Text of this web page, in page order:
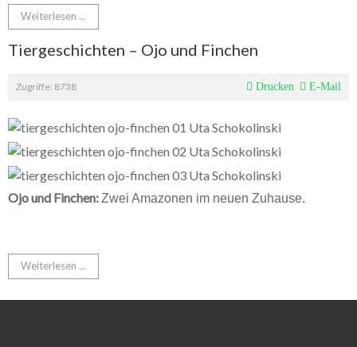
Weiterlesen ...
Tiergeschichten – Ojo und Finchen
Zugriffe: 8738 Drucken E-Mail
Ojo und Finchen:Zwei Amazonen im neuen Zuhause.
Weiterlesen ...